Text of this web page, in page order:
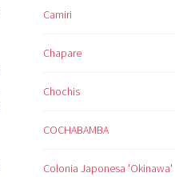
Camiri
Chapare
Chochis
COCHABAMBA
Colonia Japonesa 'Okinawa'